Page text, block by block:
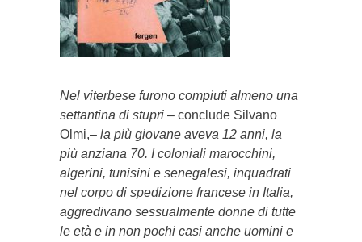
Nel viterbese furono compiuti almeno una
settantina di stupri – conclude Silvano
Olmi,– la più giovane aveva 12 anni, la
più anziana 70. I coloniali marocchini,
algerini, tunisini e senegalesi, inquadrati
nel corpo di spedizione francese in Italia,
aggredivano sessualmente donne di tutte
le età e in non pochi casi anche uomini e